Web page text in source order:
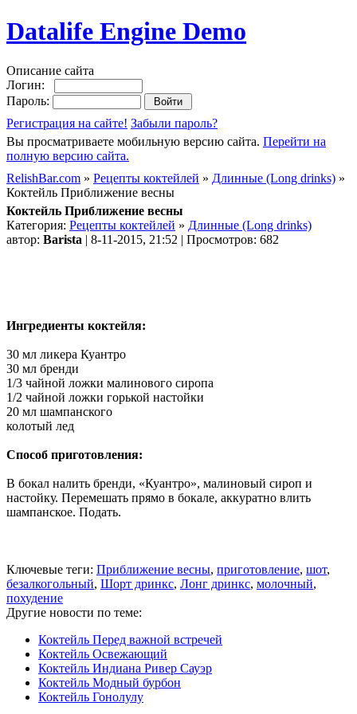
Datalife Engine Demo
Описание сайта
Логин:
Пароль:
Регистрация на сайте! Забыли пароль?
Вы просматриваете мобильную версию сайта. Перейти на
полную версию сайта.
RelishBar.com » Рецепты коктейлей » Длинные (Long drinks) »
Коктейль Приближение весны
Коктейль Приближение весны
Категория: Рецепты коктейлей » Длинные (Long drinks)
автор: Barista | 8-11-2015, 21:52 | Просмотров: 682
Ингредиенты коктейля:
30 мл ликера Куантро
30 мл бренди
1/3 чайной ложки малинового сиропа
1/2 чайной ложки горькой настойки
20 мл шампанского
колотый лед
Способ приготовления:
В бокал налить бренди, «Куантро», малиновый сироп и
настойку. Перемешать прямо в бокале, аккуратно влить
шампанское. Подать.
Ключевые теги: Приближение весны, приготовление, шот,
безалкогольный, Шорт дринкс, Лонг дринкс, молочный,
похудение
Другие новости по теме:
Коктейль Перед важной встречей
Коктейль Освежающий
Коктейль Индиана Ривер Сауэр
Коктейль Модный бурбон
Коктейль Гонолулу